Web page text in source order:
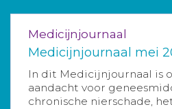
Medicijnjournaal
Medicijnjournaal mei
In dit Medicijnjournaal is
aandacht voor
chronische nierschade, het